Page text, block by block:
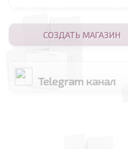
СОЗДАТЬ МАГАЗИН
Telegram канал